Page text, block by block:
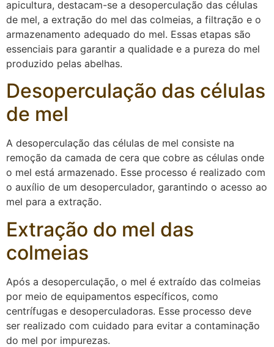
apicultura, destacam-se a desoperculação das células
de mel, a extração do mel das colmeias, a filtração e o
armazenamento adequado do mel. Essas etapas são
essenciais para garantir a qualidade e a pureza do mel
produzido pelas abelhas.
Desoperculação das células
de mel
A desoperculação das células de mel consiste na
remoção da camada de cera que cobre as células onde
o mel está armazenado. Esse processo é realizado com
o auxílio de um desoperculador, garantindo o acesso ao
mel para a extração.
Extração do mel das
colmeias
Após a desoperculação, o mel é extraído das colmeias
por meio de equipamentos específicos, como
centrífugas e desoperculadoras. Esse processo deve
ser realizado com cuidado para evitar a contaminação
do mel por impurezas.